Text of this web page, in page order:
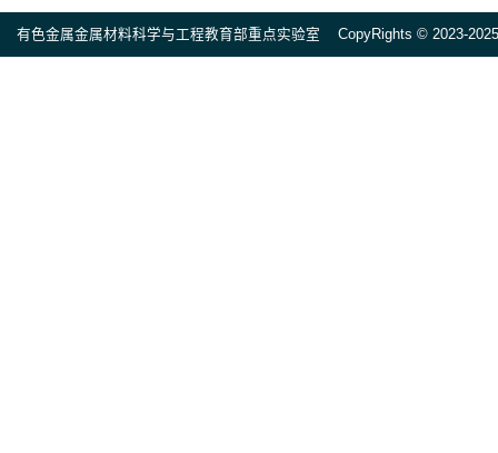
有色金属金属材料科学与工程教育部重点实验室 CopyRights © 2023-